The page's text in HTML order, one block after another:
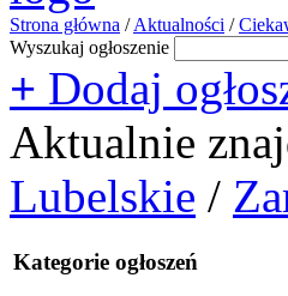
Strona główna / Aktualności /
Wyszukaj ogłoszenie
+ Dodaj
Aktualnie
Lubelskie /
Kategorie ogłoszeń